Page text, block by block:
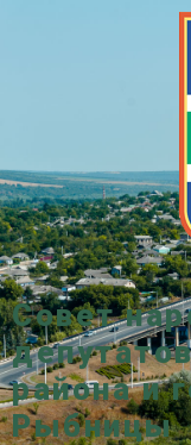
Совет
района и
Рыбницы